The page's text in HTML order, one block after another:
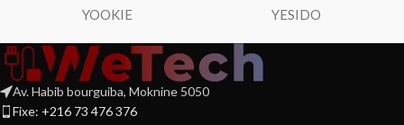
YOOKIE YESIDO
Av. Habib bourguiba, Moknine 5050
Fixe: +216 73 476 376